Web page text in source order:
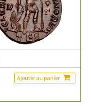
Ajouter au panier